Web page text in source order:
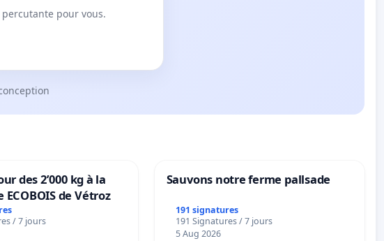
percutante pour vous.
des 2’000 kg à la
de Vétroz
/ 7 jours
Sauvons notre ferme pallsade
191 signatures
191 Signatures / 7 jours
5 Aug 2026